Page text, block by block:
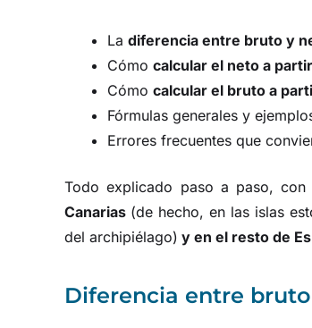
La diferencia entre bruto y
Cómo calcular el neto a
Cómo calcular el bruto a
Fórmulas generales y
Errores frecuentes que
Todo explicado paso a paso,
Canarias (de hecho, en las islas
del archipiélago) y en el resto de
Diferencia entre